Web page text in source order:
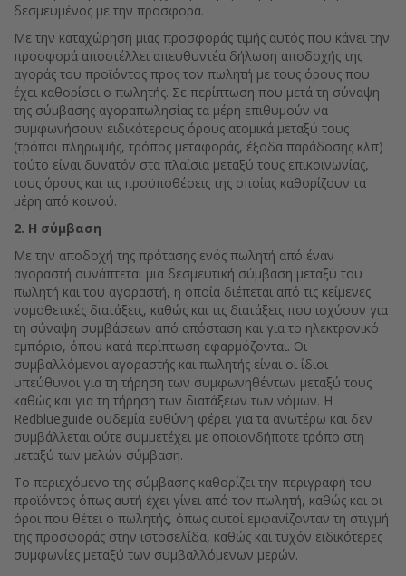
δεσμευμένος με την προσφορά.
Με την καταχώρηση μιας προσφοράς τιμής αυτός που κάνει την
προσφορά αποστέλλει απευθυντέα δήλωση αποδοχής της
αγοράς του προϊόντος προς τον πωλητή με τους όρους που
έχει καθορίσει ο πωλητής. Σε περίπτωση που μετά τη σύναψη
της σύμβασης αγοραπωλησίας τα μέρη επιθυμούν να
συμφωνήσουν ειδικότερους όρους ατομικά μεταξύ τους
(τρόποι πληρωμής, τρόπος μεταφοράς, έξοδα παράδοσης κλπ)
τούτο είναι δυνατόν στα πλαίσια μεταξύ τους επικοινωνίας,
τους όρους και τις προϋποθέσεις της οποίας καθορίζουν τα
μέρη από κοινού.
2. Η σύμβαση
Με την αποδοχή της πρότασης ενός πωλητή από έναν
αγοραστή συνάπτεται μια δεσμευτική σύμβαση μεταξύ του
πωλητή και του αγοραστή, η οποία διέπεται από τις κείμενες
νομοθετικές διατάξεις, καθώς και τις διατάξεις που ισχύουν για
τη σύναψη συμβάσεων από απόσταση και για το ηλεκτρονικό
εμπόριο, όπου κατά περίπτωση εφαρμόζονται. Οι
συμβαλλόμενοι αγοραστής και πωλητής είναι οι ίδιοι
υπεύθυνοι για τη τήρηση των συμφωνηθέντων μεταξύ τους
καθώς και για τη τήρηση των διατάξεων των νόμων. Η
Redblueguide ουδεμία ευθύνη φέρει για τα ανωτέρω και δεν
συμβάλλεται ούτε συμμετέχει με οποιονδήποτε τρόπο στη
μεταξύ των μελών σύμβαση.
Το περιεχόμενο της σύμβασης καθορίζει την περιγραφή του
προϊόντος όπως αυτή έχει γίνει από τον πωλητή, καθώς και οι
όροι που θέτει ο πωλητής, όπως αυτοί εμφανίζονταν τη στιγμή
της προσφοράς στην ιστοσελίδα, καθώς και τυχόν ειδικότερες
συμφωνίες μεταξύ των συμβαλλόμενων μερών.